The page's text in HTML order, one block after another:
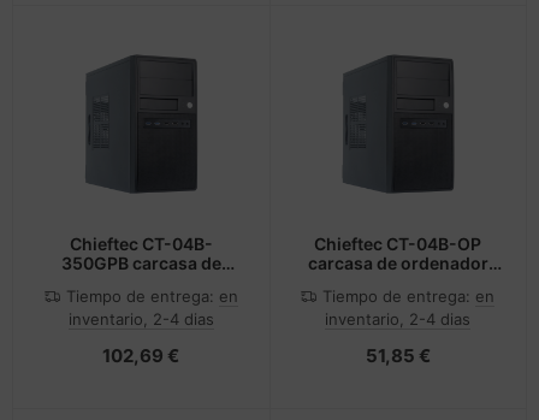
Chieftec CT-04B-
350GPB carcasa de
Tiempo de entrega: en
inventario, 2-4 dias
102,69 €
Chieftec CT-04B-OP
carcasa de ordenador
Tiempo de entrega: en
inventario, 2-4 dias
51,85 €